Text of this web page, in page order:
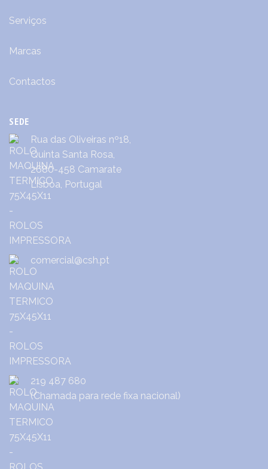
Serviços
Marcas
Contactos
SEDE
Rua das Oliveiras nº18,
Quinta Santa Rosa,
2680-458 Camarate
Lisboa, Portugal
comercial@csh.pt
219 487 680
(Chamada para rede fixa nacional)